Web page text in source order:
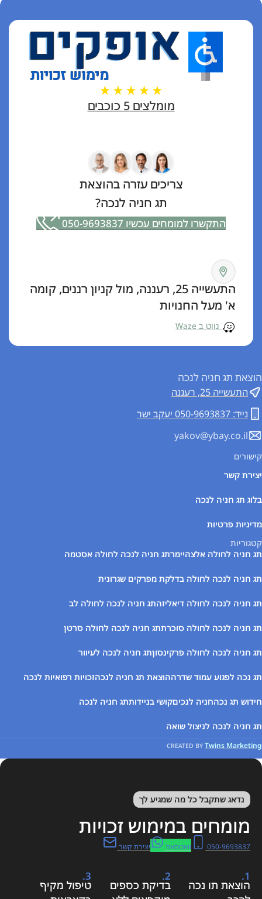
מומלצים 5 כוכבים
צריכים עזרה בהוצאת
תג חניה לנכה?
התקשרו למומחים עכשיו 050-9693837
התעשייה 25, רעננה, מול קניון רננים, קומה
א' מעל החנויות
נווט ב Waze
הוצאת תג חניה לנכה
התעשייה 25, רעננה
נייד: 050-9693837 יעקב ישר
yakov@ybay.co.il
קישורים
יצירת קשר
בלוג תג חניה לנכה
מדיניות פרטיות
קטגוריות
תג חניה לחולה אלצהיימרתג חניה לנכה לחולה אסטמה
תג חניה לנכה לחולה בדלקת מפרקים שגרונית
תג חניה לנכה לחולה דיאליזהתג חניה לנכה לחולה לב
תג חניה לנכה לחולה סוכרתתג חניה לנכה לחולה סרטן
תג חניה לנכה לחולה פרקינסוןתג חניה לנכה לעיוור
תג נכה לפגוע עמוד שדרההוצאת תג חניה לנכהזכויות רפואיות לנכה
חידוש תג נכהחניה לנכיםקושי בניידותתג חניה לנכה
תג חניה לנכה לניצול שואה
CREATED BY Twins Marketing
נדאג שתקבל כל מה שמגיע לך
מומחים במימוש זכויות
050-9693837 וואטסאפ יצירת קשר
1.
הוצאת תו נכה
2.
בדיקת כספים
3.
טיפול מקיף